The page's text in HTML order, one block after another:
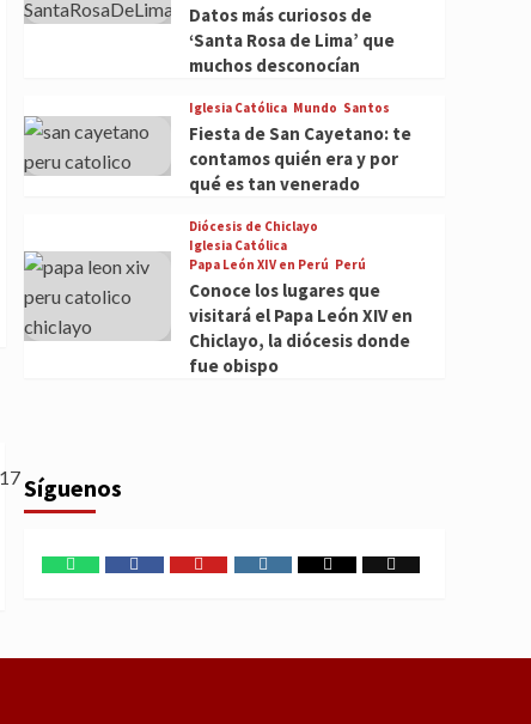
Datos más curiosos de
‘Santa Rosa de Lima’ que
muchos desconocían
Iglesia Católica Mundo Santos
Fiesta de San Cayetano: te
contamos quién era y por
qué es tan venerado
Diócesis de Chiclayo
Iglesia Católica
Papa León XIV en Perú Perú
Conoce los lugares que
visitará el Papa León XIV en
Chiclayo, la diócesis donde
fue obispo
Síguenos
WhatsAppFacebookYoutubeInstagram
X TikTok